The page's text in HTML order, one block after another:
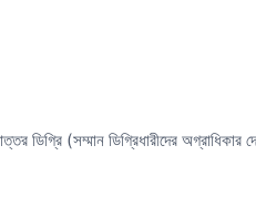
ডিগ্রি (সম্মান ডিগ্রিধারীদের অগ্রাধিকার